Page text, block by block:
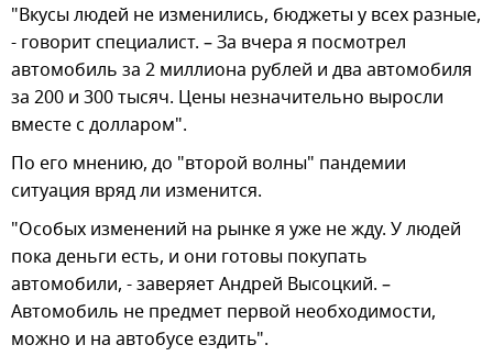
"Вкусы людей не изменились, бюджеты у всех разные,
- говорит специалист. – За вчера я посмотрел
автомобиль за 2 миллиона рублей и два автомобиля
за 200 и 300 тысяч. Цены незначительно выросли
вместе с долларом".
По его мнению, до "второй волны" пандемии
ситуация вряд ли изменится.
"Особых изменений на рынке я уже не жду. У людей
пока деньги есть, и они готовы покупать
автомобили, - заверяет Андрей Высоцкий. –
Автомобиль не предмет первой необходимости,
можно и на автобусе ездить".